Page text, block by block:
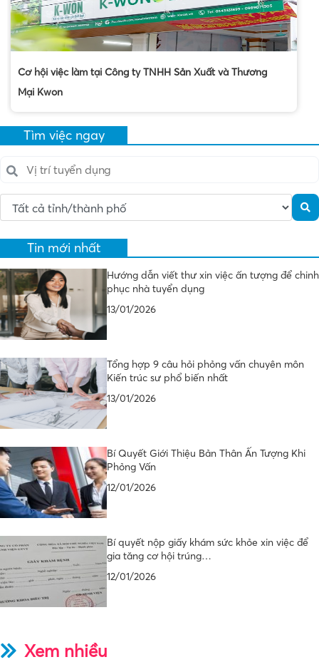
Cơ hội việc làm tại Công ty TNHH Sản Xuất và Thương
Mại Kwon
Tìm việc ngay
Tin mới nhất
Hướng dẫn viết thư xin việc ấn tượng để chinh
phục nhà tuyển dụng
13/01/2026
Tổng hợp 9 câu hỏi phỏng vấn chuyên môn
Kiến trúc sư phổ biến nhất
13/01/2026
Bí Quyết Giới Thiệu Bản Thân Ấn Tượng Khi
Phỏng Vấn
12/01/2026
Bí quyết nộp giấy khám sức khỏe xin việc để
gia tăng cơ hội trúng…
12/01/2026
Xem nhiều